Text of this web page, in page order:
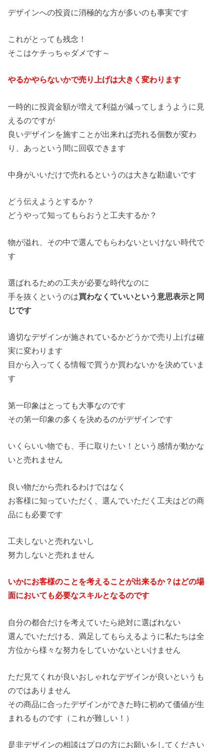
デザインへの投資に消極的な方が多いのも事実です
これがとっても残念！
そこはケチっちゃダメです～
やるかやらないかで売り上げは大きく変わります
一時的に投資金額が増えて利益が減ってしまうように見
えるのですが
良いデザインを施すことが出来れば売れる個数が変わ
り、あっという間に回収できます
中身がいいだけで売れるというのは大きな勘違いです
どう伝えようとするか？
どうやって知ってもらおうと工夫するか？
物が溢れ、その中で選んでもらわないといけない時代で
す
選ばれるための工夫が必要な時代なのに
手を抜くというのは買わなくていいという意思表示と同
じです
適切なデザインが施されているかどうかで売り上げは確
実に変わります
目から入ってくる情報で買うか買わないかを決めていま
す
第一印象はとっても大事なのです
その第一印象の多くを決めるのがデザインです
いくらいい物でも、手に取りたい！という感情が動かな
いと売れません
良い物だから売れるわけではなく
お客様に知っていただく、選んでいただく工夫はどの商
品にも必要です
工夫しないと売れないし
努力しないと売れません
いかにお客様のことを考えることが出来るか？はどの場
面においても必要なスキルとなるのです
自分の都合だけを考えていたら絶対に選ばれない
選んでいただける、満足してもらえるように私たちは全
方位から様々な努力をしていかないといけません
ただ見てくれが良いおしゃれなデザインが良いというも
のではありません
その商品に合ったデザインができた時に初めて価値が生
まれるものです（これが難しい！）
是非デザインの相談はプロの方にお願いをしてください